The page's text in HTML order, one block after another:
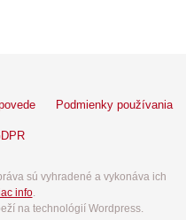
Podmienky používania
sú vyhradené a vykonáva ich
info.
na technológií Wordpress.